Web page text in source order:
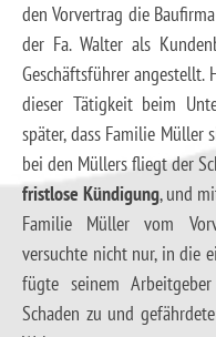
den Vorvertrag die
der Fa. Walter als
Geschäftsführer
dieser Tätigkeit beim
später, dass Familie Müller
bei den Müllers fliegt der
fristlose Kündigung, und
Familie Müller vom
versuchte nicht nur, in die
fügte seinem
Schaden zu und